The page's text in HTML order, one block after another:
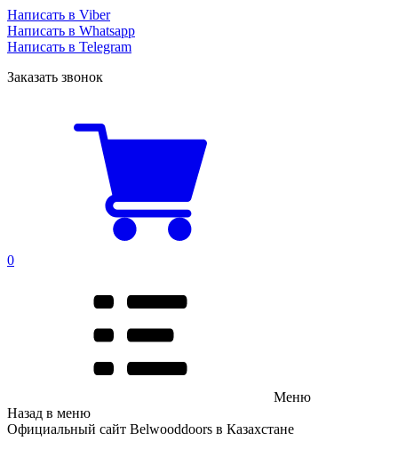
Написать в Viber
Написать в Whatsapp
Написать в Telegram
Заказать звонок
0
Меню
Назад в меню
Официальный сайт Belwooddoors в Казахстане